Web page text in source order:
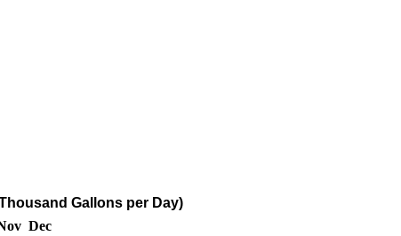
Gallons per Day)
Dec